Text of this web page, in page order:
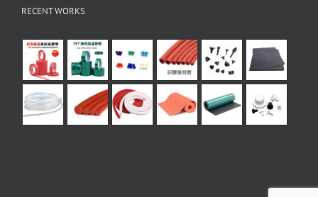
RECENT WORKS